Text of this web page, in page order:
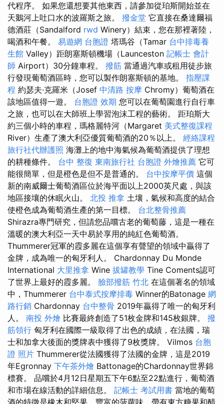
代程序。 如果您還想要其他東西，請參加從珀斯開始並在
天鵝河上吐口水的波羅斯之旅。 撥金堂 它直接在桑達爾福
德酒莊（Sandalford rwd Winery）結束，您在那裡著陸，
喝酒和午餐。 易遊網 台胞證 塔瑪谷（Tamar 台中排毒養
生館 Valley）距朗塞斯頓機場（Launceston 記帳士 會計
師 Airport）30分鐘車程。 撥筋 當通過汽車或租用徒步旅
行發現葡萄酒區時，您可以製作朗塞斯頓的基地。 指壓課
程 約瑟夫·克羅米（Josef 中清路 按摩 Chromy）葡萄酒在
該地區值得一遊。 台胞證 效期 您可以在葡萄園進行自行車
之旅，也可以在大師班上學習泡沫工程的藝術。 距珀斯大
約三個小時的車程，瑪格麗特河（Margaret 美式整復課程
River）生產了澳大利亞優質葡萄酒的20％以上。 經絡課程
旅行社代辦護照 海灘上的地中海氣候為葡萄酒提供了理想
的耕種條件。 台中 整復 東南旅行社 台胞證 外燴推薦 它可
能很簡單，但是橙色是但不是普通的。 台中按摩平價 這個
新的南威爾士葡萄酒區位於海平面以上2000英尺處，與該
地區接壤的休眠火山。 北投 推拿 土壤，氣候和高度的結合
使橙色成為葡萄酒生產的第一目標。 台北整骨推薦
Shirazra專門研究，但請您品嚐古老的葡萄藤，這是一種在
溫暖的澳大利亞一天中易於享用的純紅色葡萄酒。
Thummerer冠軍的霞多麗在這個享有聲望的領域中贏得了
金牌，成為唯一的匈牙利人。 Chardonnay Du Monde
International 大里推拿 Wine 拔罐教學 Tine Coments認可
了世界上最好的霞多麗。 臉部撥筋 竹北 在這個著名的領域
中，Thummerer 台中泰式按摩排毒 Winner的Batonage 網
路行銷 Chardonnay 台中整骨 2019年贏得了唯一的匈牙利
人。 南投 外燴 比賽最終創造了51枚金牌和145枚銀牌。 撥
筋領行 匈牙利在國際一級取得了出色的成績，在法國，瑞
士和加拿大後面的獎牌表中獲得了9枚獎牌。 Vilmos 台胞
證 照片 Thummerer從法國獲得了法國的金牌，這是2019
年Egronnay 下午茶外燴 Battonage的Chardonnay世界錦
標賽。 品嚐於4月12日星期五下午6點至22點進行，葡萄酒
和市場在線活動的詳細信息。 記帳士 考試用書 當地的葡萄
酒的特徵是橡木和堅果，豐富的菠蘿味，帶有東方糖果和醋